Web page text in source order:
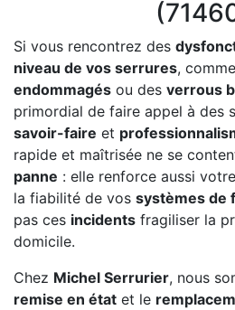
Si vous rencontrez des
niveau de vos serrures,
endommagés ou des verrous
primordial de faire appel à des
savoir-faire et
rapide et maîtrisée ne se
panne : elle renforce aussi votre
la fiabilité de vos systèmes de
pas ces incidents fragiliser la
domicile.
Chez Michel Serrurier, nous
remise en état et le